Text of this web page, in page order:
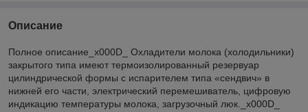
Описание
Полное описание_x000D_ Охладители молока (холодильники)
закрытого типа имеют термоизолированный резервуар
цилиндрической формы с испарителем типа «сендвич» в
нижней его части, электрический перемешиватель, цифровую
индикацию температуры молока, загрузочный люк._x000D_